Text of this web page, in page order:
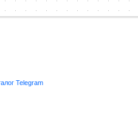
Telegram